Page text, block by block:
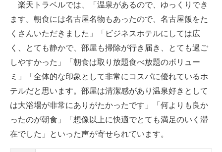
楽天トラベルでは、「温泉があるので、ゆっくりでき
ます。朝食には名古屋名物もあったので、名古屋飯をた
くさんいただきました」「ビジネスホテルにしては広
く、とても静かで、部屋も掃除が行き届き、とても過ご
しやすかった」「朝食は取り放題食べ放題のボリュー
ミ」「全体的な印象として非常にコスパに優れているホ
テルだと思います。部屋は清潔感があり温泉好きとして
は大浴場が非常にありがたかったです」「何よりも良か
ったのが朝食」「想像以上に快適でとても満足のいく滞
在でした」といった声が寄せられています。